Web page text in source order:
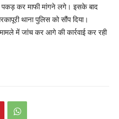
पकड़ कर माफी मांगने लगे। इसके बाद
थाना पुलिस को सौंप दिया।
मामले में जांच कर आगे की कार्रवाई कर रही